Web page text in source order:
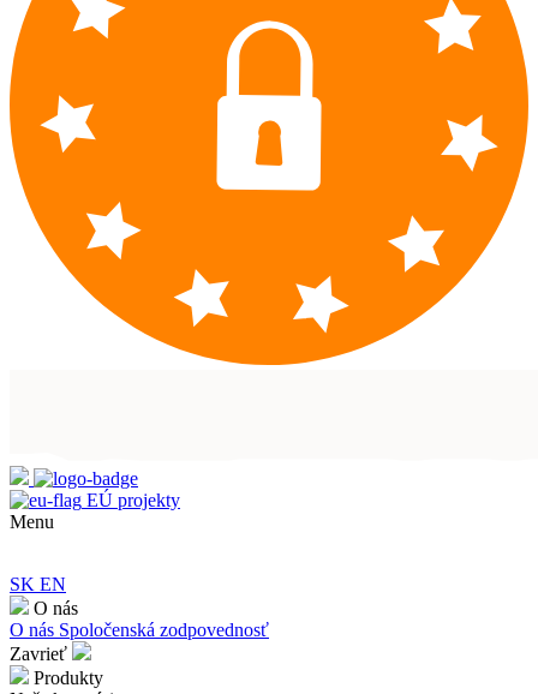
EÚ projekty
Menu
SK EN
O nás
O nás Spoločenská zodpovednosť
Zavrieť
Produkty